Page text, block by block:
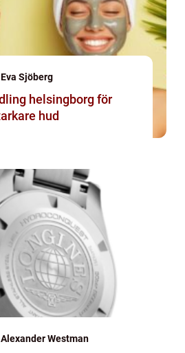
Eva Sjöberg
helsingborg för
hud
Alexander Westman